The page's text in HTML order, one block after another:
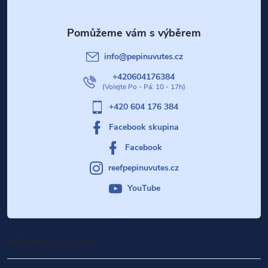
info@pepinuvutes.cz
+420604176384
+420 604 176 384
Facebook skupina
Facebook
reefpepinuvutes.cz
YouTube